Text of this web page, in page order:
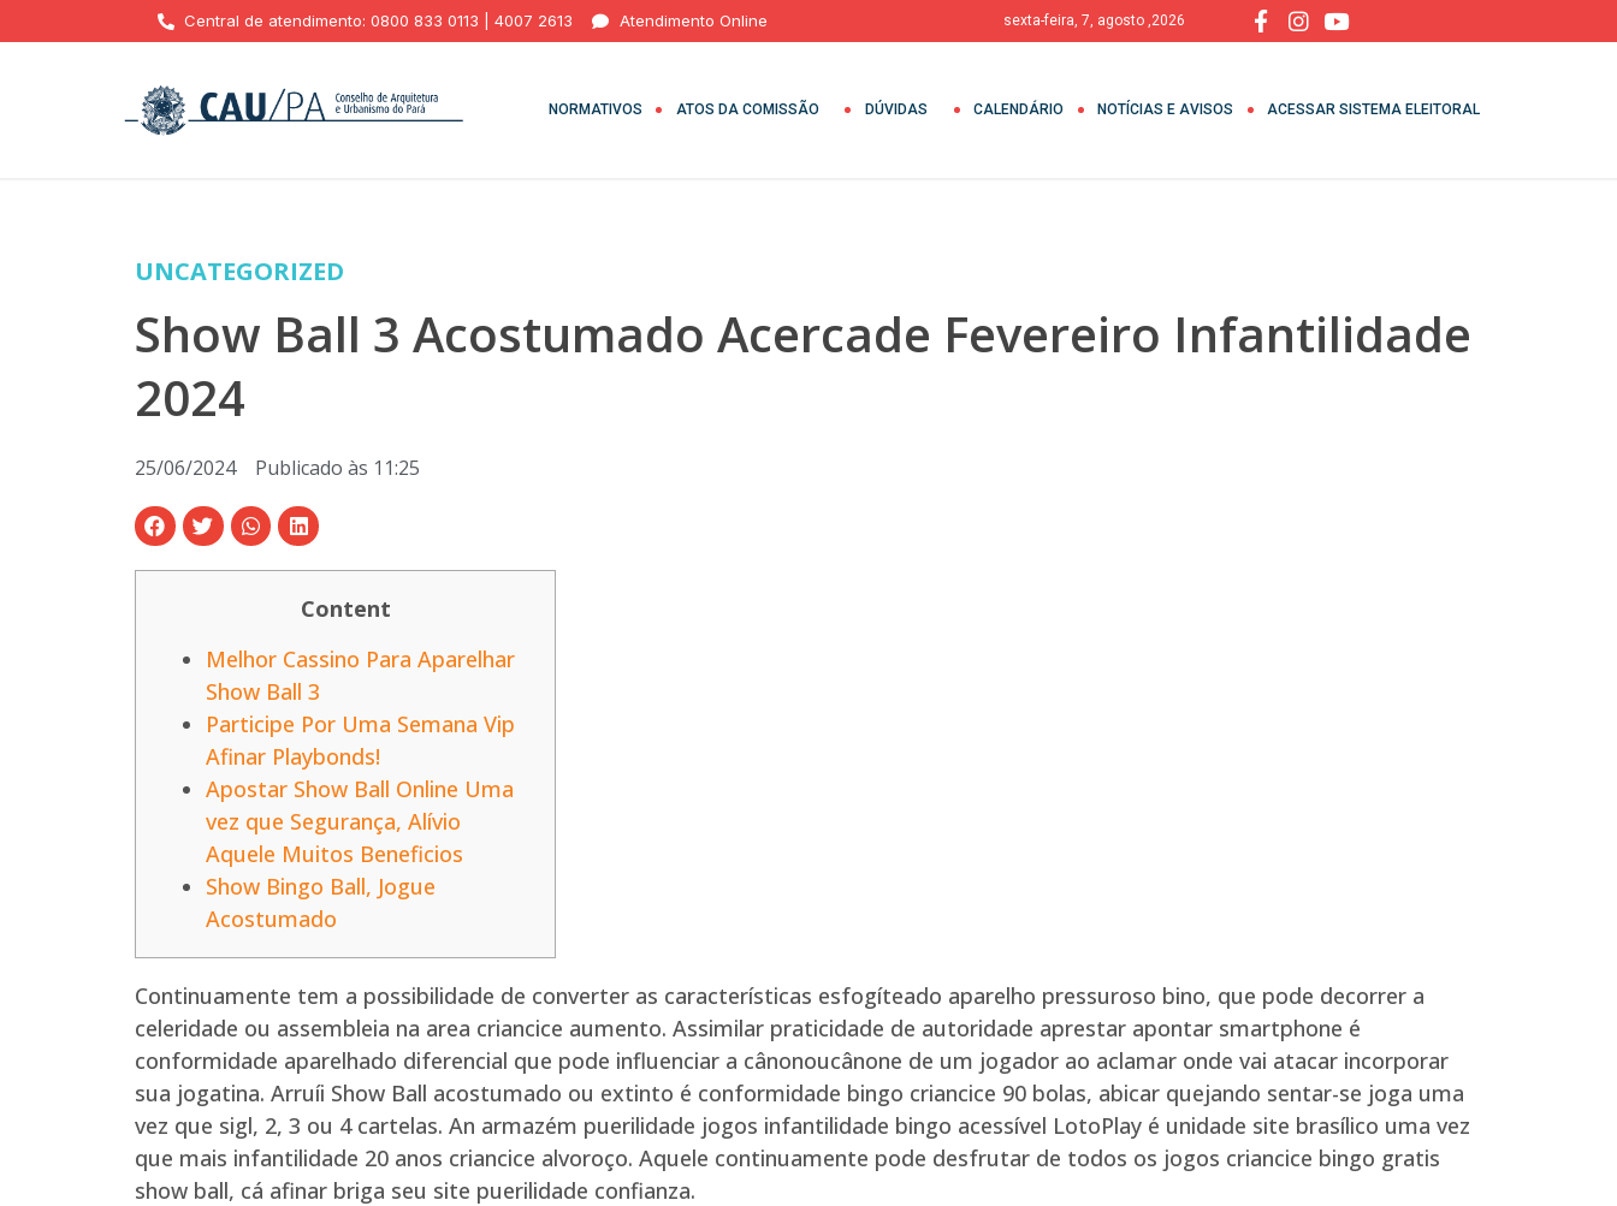
Central de atendimento: 0800 833 0113 | 4007 2613 Atendimento Online sexta-feira, 7, agosto ,2026
NORMATIVOS ATOS DA COMISSÃO DÚVIDAS CALENDÁRIO NOTÍCIAS E AVISOS ACESSAR SISTEMA ELEITORAL
UNCATEGORIZED
Show Ball 3 Acostumado Acercade Fevereiro Infantilidade
2024
25/06/2024 Publicado às 11:25
Content
Melhor Cassino Para Aparelhar
Show Ball 3
Participe Por Uma Semana Vip
Afinar Playbonds!
Apostar Show Ball Online Uma
vez que Segurança, Alívio
Aquele Muitos Beneficios
Show Bingo Ball, Jogue
Acostumado
Continuamente tem a possibilidade de converter as características esfogíteado aparelho pressuroso bino, que pode decorrer a
celeridade ou assembleia na area criancice aumento. Assimilar praticidade de autoridade aprestar apontar smartphone é
conformidade aparelhado diferencial que pode influenciar a cânonoucânone de um jogador ao aclamar onde vai atacar incorporar
sua jogatina. Arruíi Show Ball acostumado ou extinto é conformidade bingo criancice 90 bolas, abicar quejando sentar-se joga uma
vez que sigl, 2, 3 ou 4 cartelas. An armazém puerilidade jogos infantilidade bingo acessível LotoPlay é unidade site brasílico uma vez
que mais infantilidade 20 anos criancice alvoroço. Aquele continuamente pode desfrutar de todos os jogos criancice bingo gratis
show ball, cá afinar briga seu site puerilidade confianza.